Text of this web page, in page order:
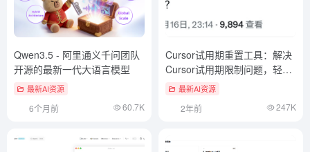
Qwen3.5 - 阿里通义千问团队
开源的最新一代大语言模型
最新AI资源
6个月前 60.7K
Cursor试用期重置工具：解决
Cursor试用期限制问题，轻松
重置试用期，避免升级到专业
最新AI资源
2年前 247K